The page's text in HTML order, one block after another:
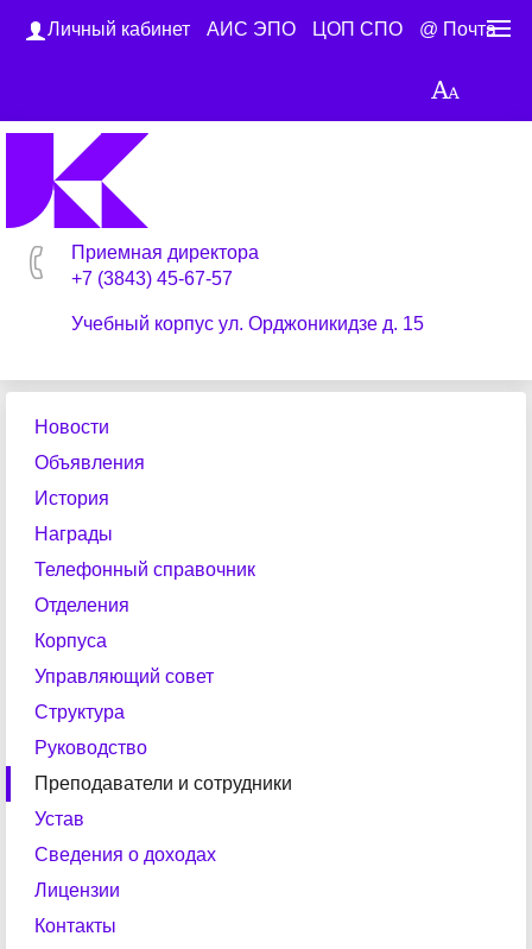
Личный кабинет АИС ЭПО ЦОП СПО @ Почта
Приемная директора
+7 (3843) 45-67-57
Учебный корпус ул. Орджоникидзе д. 15
Новости
Объявления
История
Награды
Телефонный справочник
Отделения
Корпуса
Управляющий совет
Структура
Руководство
Преподаватели и сотрудники
Устав
Сведения о доходах
Лицензии
Контакты